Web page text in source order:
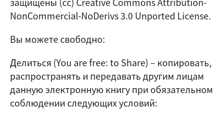
NonCommercial-NoDerivs 3.0 Unported License.
Вы можете свободно:
Делиться (You are free: to Share) – копировать,
распространять и передавать другим лицам
данную электронную книгу при обязательном
соблюдении следующих условий: